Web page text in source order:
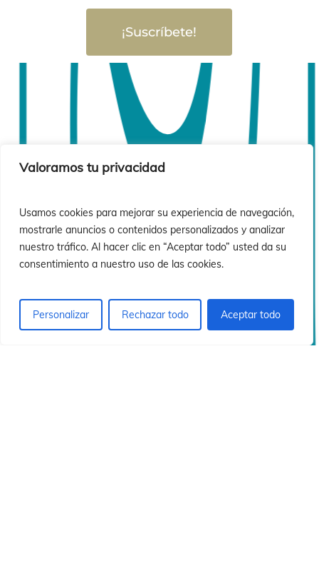
Valoramos tu privacidad
Usamos cookies para mejorar su experiencia de navegación,
mostrarle anuncios o contenidos personalizados y analizar
nuestro tráfico. Al hacer clic en “Aceptar todo” usted da su
consentimiento a nuestro uso de las cookies.
Personalizar Rechazar todo Aceptar todo
¡Suscríbete!